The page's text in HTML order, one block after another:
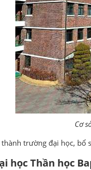
Cơ
trường đại học,
học Thần học